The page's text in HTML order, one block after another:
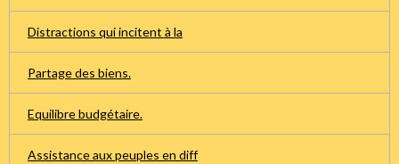
Distractions qui incitent à la
Partage des biens.
Equilibre budgétaire.
Assistance aux peuples en diff